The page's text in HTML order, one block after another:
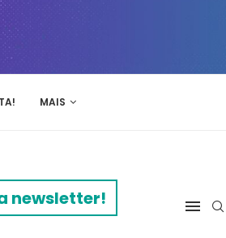
MAIS
newsletter!